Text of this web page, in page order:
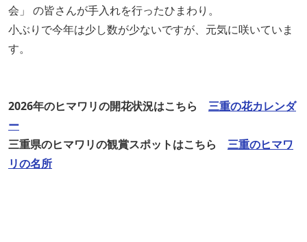
会」 の皆さんが手入れを行ったひまわり。
小ぶりで今年は少し数が少ないですが、元気に咲いていま
す。
2026年のヒマワリの開花状況はこちら 三重の花カレンダ
ー
三重県のヒマワリの観賞スポットはこちら 三重のヒマワ
リの名所